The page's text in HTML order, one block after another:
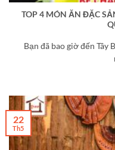
TOP 4 MÓN ĂN ĐẶC
Bạn đã bao giờ đến Tây
22
Th5